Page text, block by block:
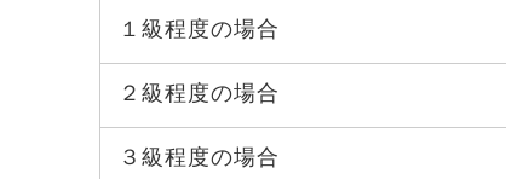
１級程度の場合
２級程度の場合
３級程度の場合